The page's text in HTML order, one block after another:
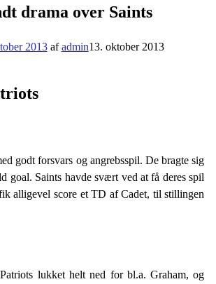
drama over Saints
2013 afadmin13. oktober 2013
godt forsvars og angrebsspil. De bragte sig
goal. Saints havde svært ved at få deres spil
alligevel score et TD af Cadet, til stillingen
lukket helt ned for bl.a. Graham, og